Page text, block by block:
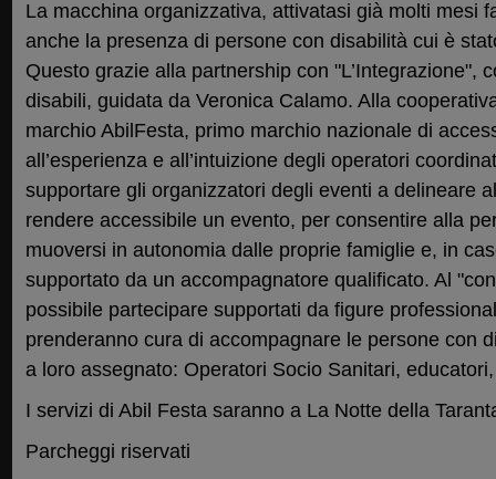
La macchina organizzativa, attivatasi già molti mesi
anche la presenza di persone con disabilità cui è
Questo grazie alla partnership con "L’Integrazione",
disabili, guidata da Veronica Calamo. Alla
marchio AbilFesta, primo marchio nazionale di
all’esperienza e all’intuizione degli operatori
supportare gli organizzatori degli eventi a delineare
rendere accessibile un evento, per consentire alla
muoversi in autonomia dalle proprie famiglie e, in
supportato da un accompagnatore qualificato. Al
possibile partecipare supportati da figure
prenderanno cura di accompagnare le persone con
a loro assegnato: Operatori Socio Sanitari,
I servizi di Abil Festa saranno a La Notte della
Parcheggi riservati